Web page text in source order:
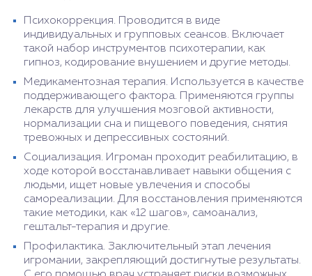
Психокоррекция. Проводится в виде
индивидуальных и групповых сеансов. Включает
такой набор инструментов психотерапии, как
гипноз, кодирование внушением и другие методы.
Медикаментозная терапия. Используется в качестве
поддерживающего фактора. Применяются группы
лекарств для улучшения мозговой активности,
нормализации сна и пищевого поведения, снятия
тревожных и депрессивных состояний.
Социализация. Игроман проходит реабилитацию, в
ходе которой восстанавливает навыки общения с
людьми, ищет новые увлечения и способы
самореализации. Для восстановления применяются
такие методики, как «12 шагов», самоанализ,
гештальт-терапия и другие.
Профилактика. Заключительный этап лечения
игромании, закрепляющий достигнутые результаты.